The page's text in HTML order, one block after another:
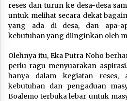
reses dan turun ke desa-desa
untuk melihat secara dekat
yang ada di desa, dan apa-
kebutuhan yang diinginkan oleh
Olehnya itu, Eka Putra Noho
perlu ragu menyuarakan
hanya dalam kegiatan reses,
kebutuhan dan pengaduan
Boalemo terbuka lebar untuk